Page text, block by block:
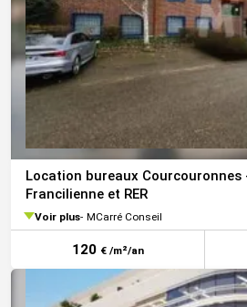
Location bureaux Courcouronnes
Francilienne et RER
Voir plus MCarré Conseil
120 € /m²/an